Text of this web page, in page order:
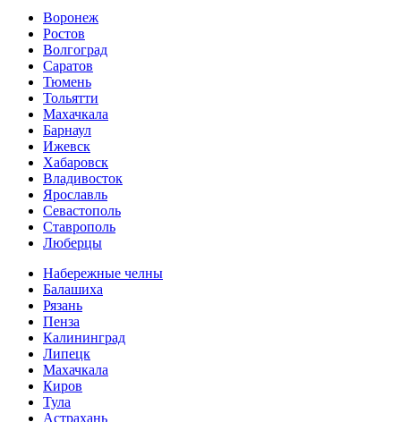
Воронеж
Ростов
Волгоград
Саратов
Тюмень
Тольятти
Махачкала
Барнаул
Ижевск
Хабаровск
Владивосток
Ярославль
Севастополь
Ставрополь
Люберцы
Набережные челны
Балашиха
Рязань
Пенза
Калининград
Липецк
Махачкала
Киров
Тула
Астрахань